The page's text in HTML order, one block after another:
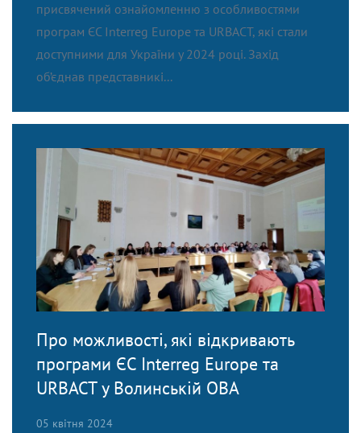
присвячений ознайомленню з особливостями
програм ЄС Interreg Europe та URBACT, які стали
доступними для України у 2024 році. Захід
об’єднав представникі...
Про можливості, які відкривають
програми ЄС Interreg Europe та
URBACT у Волинській ОВА
05 квітня 2024